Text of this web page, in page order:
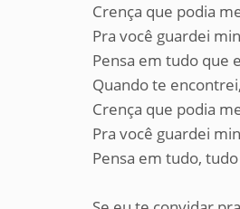
Crença que podia
Pra você guardei
Pensa em tudo que
Quando te
Crença que podia
Pra você guardei
Pensa em tudo, tudo